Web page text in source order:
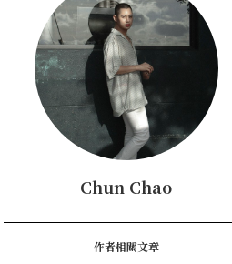
Chun Chao
作者相關文章